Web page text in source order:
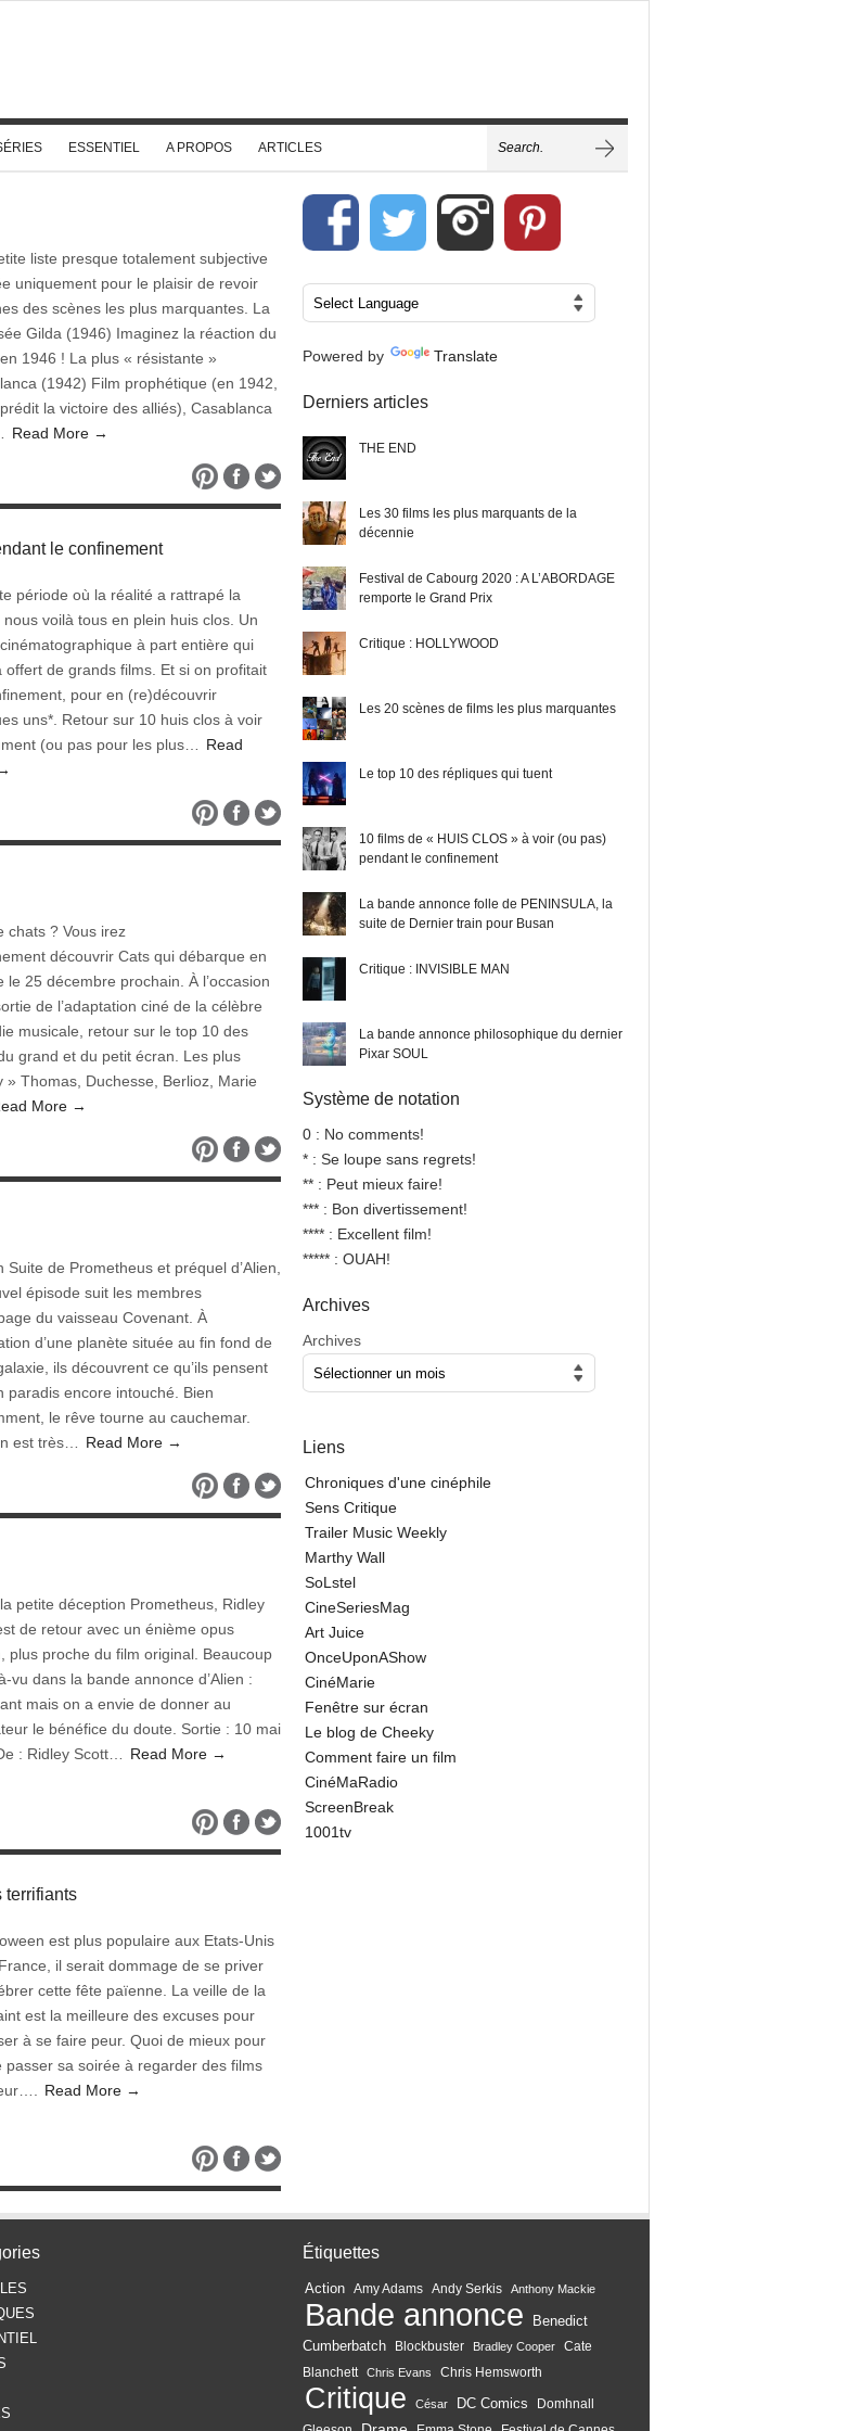
ESSENTIEL A PROPOS ARTICLES
liste presque totalement subjective
uniquement pour le plaisir de revoir
des scènes les plus marquantes. La
Gilda (1946) Imaginez la réaction du
1946 ! La plus « résistante »
(1942) Film prophétique (en 1942,
la victoire des alliés), Casablanca
Read More →
le confinement
période où la réalité a rattrapé la
nous voilà tous en plein huis clos. Un
à part entière qui
offert de grands films. Et si on profitait
pour en (re)découvrir
uns*. Retour sur 10 huis clos à voir
(ou pas pour les plus…
Read
chats ? Vous irez
découvrir Cats qui débarque en
le 25 décembre prochain. À l’occasion
de l’adaptation ciné de la célèbre
musicale, retour sur le top 10 des
grand et du petit écran. Les plus
» Thomas, Duchesse, Berlioz, Marie
More →
Suite de Prometheus et préquel d’Alien,
épisode suit les membres
du vaisseau Covenant. À
d’une planète située au fin fond de
ils découvrent ce qu’ils pensent
paradis encore intouché. Bien
le rêve tourne au cauchemar.
est très…
Read More →
petite déception Prometheus, Ridley
de retour avec un énième opus
plus proche du film original. Beaucoup
vu dans la bande annonce d’Alien :
mais on a envie de donner au
le bénéfice du doute. Sortie : 10 mai
: Ridley Scott…
Read More →
terrifiants
est plus populaire aux Etats-Unis
il serait dommage de se priver
cette fête païenne. La veille de la
est la meilleure des excuses pour
à se faire peur. Quoi de mieux pour
passer sa soirée à regarder des films
Read More →
Powered by Translate
Derniers articles
THE END
Les 30 films les plus marquants de la
décennie
Festival de Cabourg 2020 : A L’ABORDAGE
remporte le Grand Prix
Critique : HOLLYWOOD
Les 20 scènes de films les plus marquantes
Le top 10 des répliques qui tuent
10 films de « HUIS CLOS » à voir (ou pas)
pendant le confinement
La bande annonce folle de PENINSULA, la
suite de Dernier train pour Busan
Critique : INVISIBLE MAN
La bande annonce philosophique du dernier
Pixar SOUL
Système de notation
0 : No comments!
* : Se loupe sans regrets!
** : Peut mieux faire!
*** : Bon divertissement!
**** : Excellent film!
***** : OUAH!
Archives
Archives
Liens
Chroniques d'une cinéphile
Sens Critique
Trailer Music Weekly
Marthy Wall
SoLstel
CineSeriesMag
Art Juice
OnceUponAShow
CinéMarie
Fenêtre sur écran
Le blog de Cheeky
Comment faire un film
CinéMaRadio
ScreenBreak
1001tv
Étiquettes
Action Amy Adams Andy Serkis Anthony Mackie
Bande annonce
Benedict
Cumberbatch
Blockbuster Bradley Cooper
Cate
Blanchett
Chris Evans Chris Hemsworth
Critique César DC Comics
Domhnall